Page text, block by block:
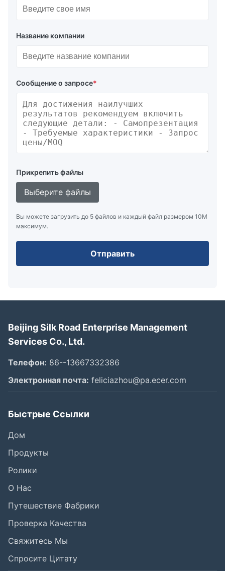
Название компании
Сообщение о запросе*
Прикрепить файлы
Выберите файлы
Вы можете загрузить до 5 файлов и каждый файл размером 10M
максимум.
Отправить
Beijing Silk Road Enterprise Management
Services Co., Ltd.
Телефон: 86--13667332386
Электронная почта: feliciazhou@pa.ecer.com
Быстрые Ссылки
Дом
Продукты
Ролики
О Нас
Путешествие Фабрики
Проверка Качества
Свяжитесь Мы
Спросите Цитату